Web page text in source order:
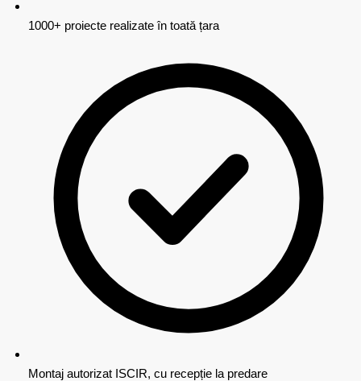
1000+ proiecte realizate în toată țara
Montaj autorizat ISCIR, cu recepție la predare